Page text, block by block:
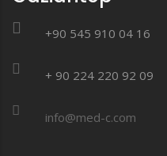
+90 545 910 04 16
+ 90 224 220 92 09
info@med-c.com